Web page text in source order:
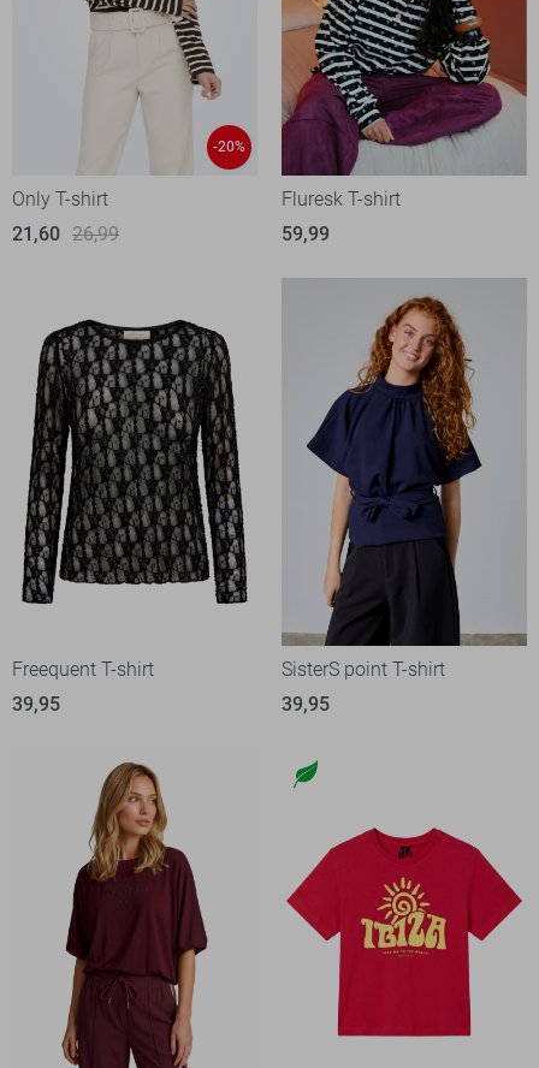
-20%
Only T-shirt
21,60 26,99
Fluresk T-shirt
59,99
Freequent T-shirt
39,95
SisterS point T-shirt
39,95